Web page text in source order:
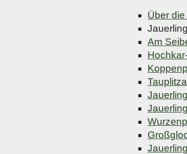
Über
Am
Jauerling
Jauerling
Jauerling